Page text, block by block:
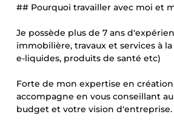
## Pourquoi travailler avec moi et
Je possède plus de 7 ans
immobilière, travaux et services à
e-liquides, produits de santé etc)
Forte de mon expertise en
accompagne en vous conseillant
budget et votre vision d'entreprise.